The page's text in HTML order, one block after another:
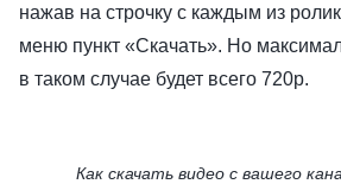
нажав на строчку с каждым из
меню пункт «Скачать». Но
в таком случае будет всего 720p.
Как скачать видео с вашего